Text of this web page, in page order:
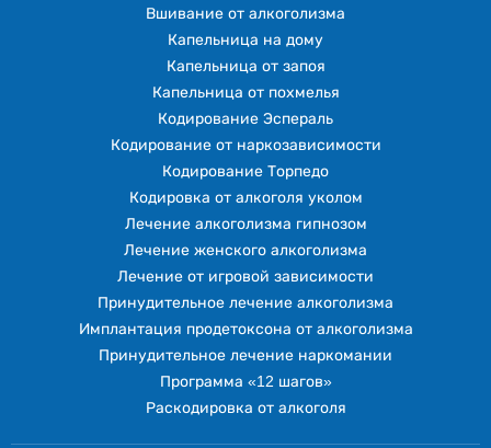
Вшивание от алкоголизма
Капельница на дому
Капельница от запоя
Капельница от похмелья
Кодирование Эспераль
Кодирование от наркозависимости
Кодирование Торпедо
Кодировка от алкоголя уколом
Лечение алкоголизма гипнозом
Лечение женского алкоголизма
Лечение от игровой зависимости
Принудительное лечение алкоголизма
Имплантация продетоксона от алкоголизма
Принудительное лечение наркомании
Программа «12 шагов»
Раскодировка от алкоголя